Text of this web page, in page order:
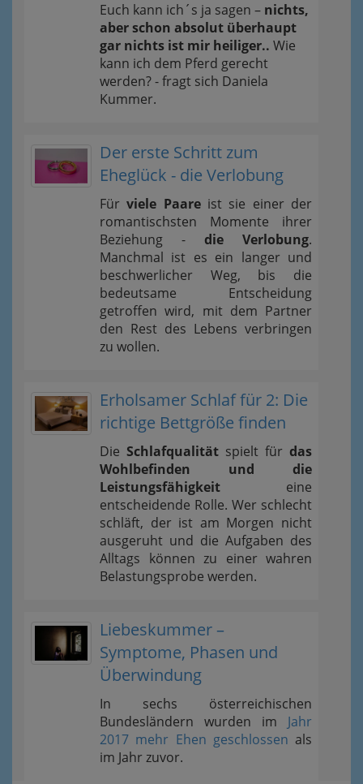
Euch kann ich´s ja sagen – nichts,
aber schon absolut überhaupt
gar nichts ist mir heiliger.. Wie
kann ich dem Pferd gerecht
werden? - fragt sich Daniela
Kummer.
Der erste Schritt zum
Eheglück - die Verlobung
Fürviele Paareist sie einer der
romantischsten Momente ihrer
Beziehung - die Verlobung.
Manchmal ist es ein langer und
beschwerlicher Weg, bis die
bedeutsame Entscheidung
getroffen wird, mit dem Partner
den Rest des Lebens verbringen
zu wollen.
Erholsamer Schlaf für 2: Die
richtige Bettgröße finden
Die Schlafqualität spielt für das
Wohlbefinden und die
Leistungsfähigkeit eine
entscheidende Rolle. Wer schlecht
schläft, der ist am Morgen nicht
ausgeruht und die Aufgaben des
Alltags können zu einer wahren
Belastungsprobe werden.
Liebeskummer –
Symptome, Phasen und
Überwindung
In sechs österreichischen
Bundesländern wurden im Jahr
2017 mehr Ehen geschlossen als
im Jahr zuvor.